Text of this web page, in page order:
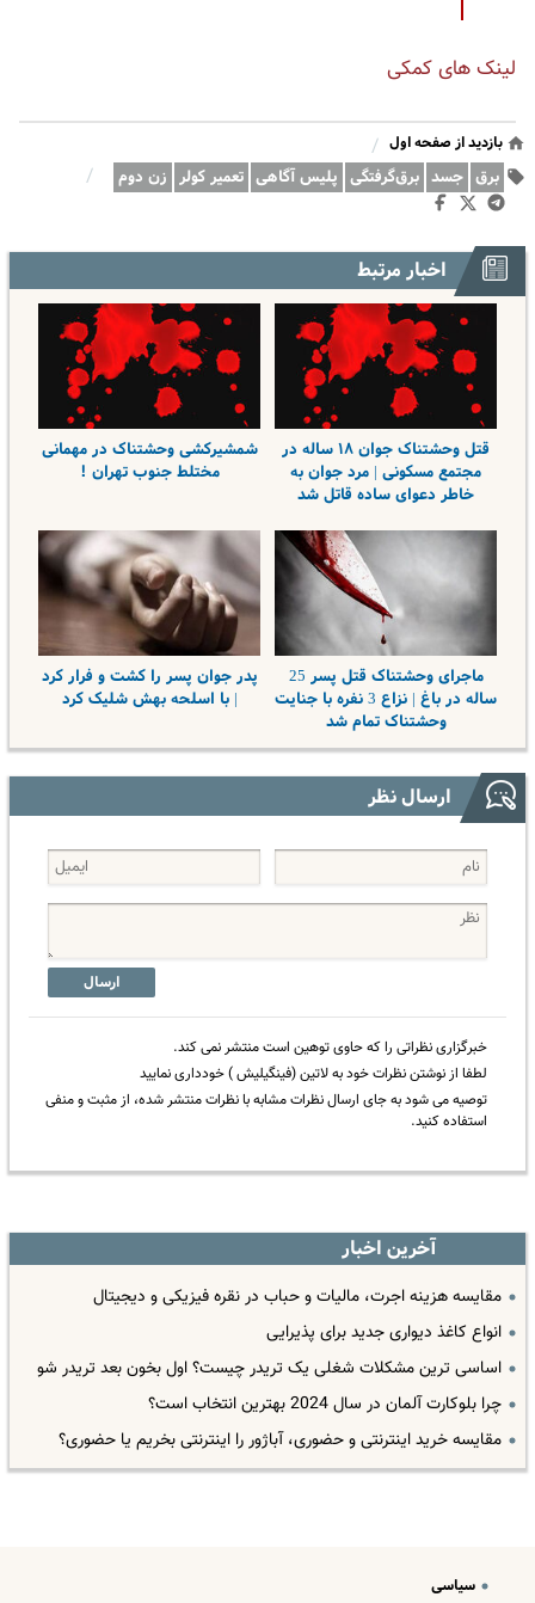
لینک های کمکی
بازدید از صفحه اول /
برق جسد برق‌گرفتگی پلیس آگاهی تعمیر کولر زن دوم /
اخبار مرتبط
قتل وحشتناک جوان ۱۸ ساله در
مجتمع مسکونی | مرد جوان به
خاطر دعوای ساده قاتل شد
شمشیرکشی وحشتناک در مهمانی
مختلط جنوب تهران !
ماجرای وحشتناک قتل پسر 25
ساله در باغ | نزاع 3 نفره با جنایت
وحشتناک تمام شد
پدر جوان پسر را کشت و فرار کرد
| با اسلحه بهش شلیک کرد
ارسال نظر
ارسال
خبرگزاری نظراتی را که حاوی توهین است منتشر نمی کند.
لطفا از نوشتن نظرات خود به لاتین (فینگیلیش ) خودداری نمایید
توصیه می شود به جای ارسال نظرات مشابه با نظرات منتشر شده، از مثبت و منفی
استفاده کنید.
آخرین اخبار
مقایسه هزینه اجرت، مالیات و حباب در نقره فیزیکی و دیجیتال
انواع کاغذ دیواری جدید برای پذیرایی
اساسی ترین مشکلات شغلی یک تریدر چیست؟ اول بخون بعد تریدر شو
چرا بلوکارت آلمان در سال 2024 بهترین انتخاب است؟
مقایسه خرید اینترنتی و حضوری، آباژور را اینترنتی بخریم یا حضوری؟
سیاسی